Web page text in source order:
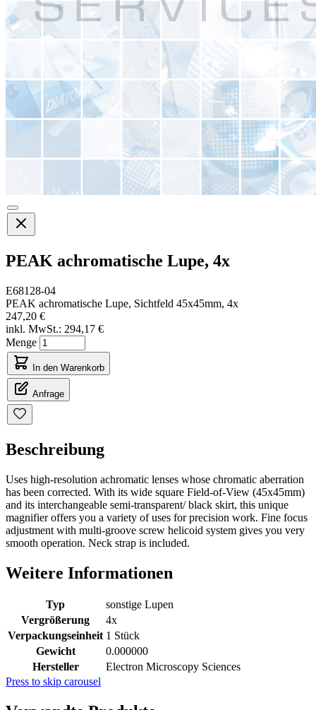
PEAK achromatische Lupe, 4x
E68128-04
PEAK achromatische Lupe, Sichtfeld 45x45mm, 4x
247,20 €
inkl. MwSt.: 294,17 €
Menge
In den Warenkorb
Anfrage
Beschreibung
Uses high-resolution achromatic lenses whose chromatic aberration
has been corrected. With its wide square Field-of-View (45x45mm)
and its interchangeable semi-transparent/ black skirt, this unique
magnifier offers you a variety of uses for precision work. Fine focus
adjustment with multi-groove screw helicoid system gives you very
smooth operation. Neck strap is included.
Weitere Informationen
Typ
sonstige Lupen
Vergrößerung
4x
Verpackungseinheit 1 Stück
Gewicht
0.000000
Hersteller
Electron Microscopy Sciences
Press to skip carousel